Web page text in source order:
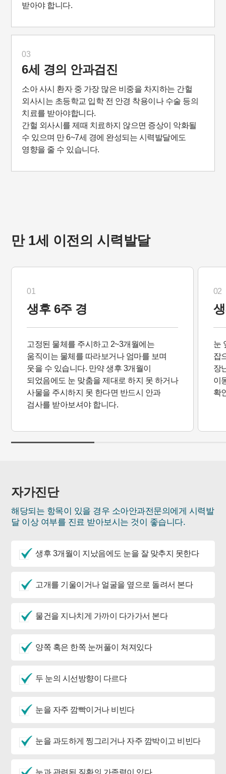
받아야 합니다.
03
6세 경의 안과검진
소아 사시 환자 중 가장 많은 비중을 차지하는 간헐
외사시는 초등학교 입학 전 안경 착용이나 수술 등의
치료를 받아야합니다.
간헐 외사시를 제때 치료하지 않으면 증상이 악화될
수 있으며 만 6~7세 경에 완성되는 시력발달에도
영향을 줄 수 있습니다.
만 1세 이전의 시력발달
01
생후 6주 경
고정된 물체를 주시하고 2~3개월에는
움직이는 물체를 따라보거나 엄마를 보며
웃을 수 있습니다. 만약 생후 3개월이
되었음에도 눈 맞춤을 제대로 하지 못 하거나
사물을 주시하지 못 한다면 반드시 안과
검사를 받아보셔야 합니다.
02
눈
잡
장
이
확
자가진단
해당되는 항목이 있을 경우 소아안과전문의에게 시력발
달 이상 여부를 진료 받아보시는 것이 좋습니다.
생후 3개월이 지났음에도 눈을 잘 맞추지 못한다
고개를 기울이거나 얼굴을 옆으로 돌려서 본다
물건을 지나치게 가까이 다가가서 본다
양쪽 혹은 한쪽 눈꺼풀이 쳐져있다
두 눈의 시선방향이 다르다
눈을 자주 깜빡이거나 비빈다
눈을 과도하게 찡그리거나 자주 깜박이고 비빈다